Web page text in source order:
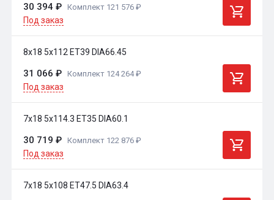
30 394 ₽ Комплект 121 576 ₽
Под заказ
8x18 5x112 ET39 DIA66.45
31 066 ₽ Комплект 124 264 ₽
Под заказ
7x18 5x114.3 ET35 DIA60.1
30 719 ₽ Комплект 122 876 ₽
Под заказ
7x18 5x108 ET47.5 DIA63.4